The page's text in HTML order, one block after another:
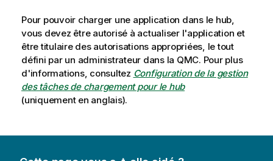
Pour pouvoir charger une application dans le hub,
vous devez être autorisé à actualiser l'application et
être titulaire des autorisations appropriées, le tout
défini par un administrateur dans la QMC. Pour plus
d'informations, consultez Configuration de la gestion
des tâches de chargement pour le hub
(uniquement en anglais).